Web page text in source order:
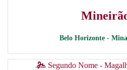
Belo Horizonte -
Segundo Nome -